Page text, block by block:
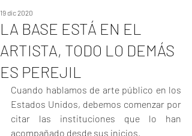
LA BASE ESTÁ EN EL
ARTISTA, TODO LO DEMÁS
ES PEREJIL
19 dic 2020
Cuando hablamos de arte público en los
Estados Unidos, debemos comenzar por
citar las instituciones que lo han
acompañado desde sus inicios.